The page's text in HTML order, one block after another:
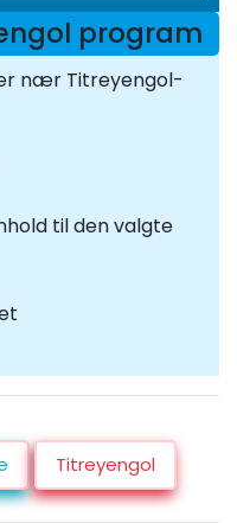
program
nær Titreyengol-
til den valgte
Titreyengol